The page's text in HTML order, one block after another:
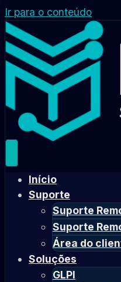
Ir para o conteúdo
Início
Suporte
Suporte
Suporte
Área do
Soluções
GLPI